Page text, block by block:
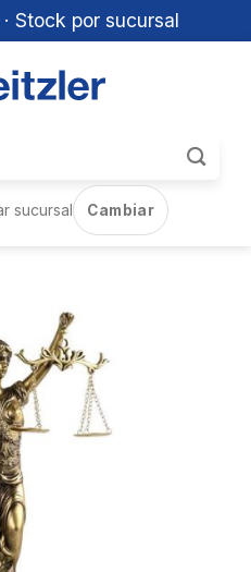
Stock por sucursal
sucursal Cambiar